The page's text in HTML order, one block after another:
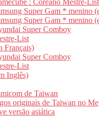
: Coreano Mestre-
Super Gam * menino
Super Gam * menino
Super Comboy
List
Français)
Super Comboy
List
Inglês)
de Taiwan
originais de Taiwan no
versão asiática